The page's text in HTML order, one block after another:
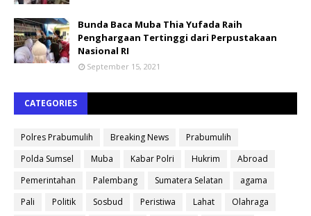
Bunda Baca Muba Thia Yufada Raih
Penghargaan Tertinggi dari Perpustakaan
Nasional RI
September 15, 2021
CATEGORIES
Polres Prabumulih Breaking News
Prabumulih
Polda Sumsel
Muba Kabar Polri Hukrim
Abroad
Pemerintahan
Palembang Sumatera Selatan
agama
Pali
Politik Sosbud Peristiwa Lahat
Olahraga